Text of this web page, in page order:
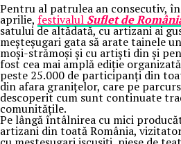
Pentru al patrulea an consecutiv,
aprilie, festivalul Suflet de
satului de altădată, cu artizani ai
meșteșugari gata să arate tainele
moși-strămoși și cu artiști din și
fost cea mai amplă ediție
peste 25.000 de participanți din
din afara granițelor, care pe
descoperit cum sunt continuate
comunitățile.
Pe lângă întâlnirea cu mici
artizani din toată România,